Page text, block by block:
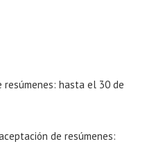
hasta el 30 de
de resúmenes: